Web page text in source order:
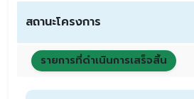
สถานะโครงการ
รายการที่ดำเนินการเสร็จสิ้น